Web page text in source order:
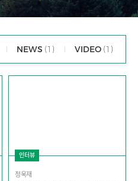
NEWS (1) VIDEO (1)
인터뷰
정욱재